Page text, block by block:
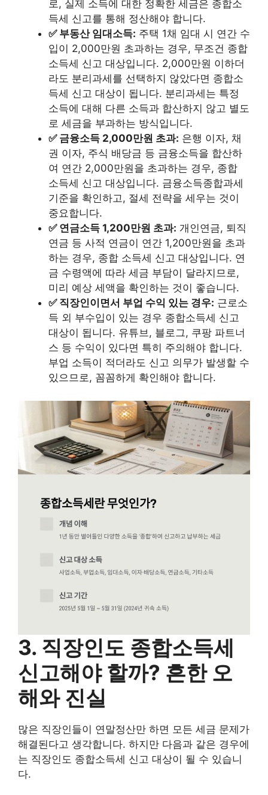
로, 실제 소득에 대한 정확한 세금은 종합소
득세 신고를 통해 정산해야 합니다.
✅ 부동산 임대소득: 주택 1채 임대 시 연간 수
입이 2,000만원 초과하는 경우, 무조건 종합
소득세 신고 대상입니다. 2,000만원 이하더
라도 분리과세를 선택하지 않았다면 종합소
득세 신고 대상이 됩니다. 분리과세는 특정
소득에 대해 다른 소득과 합산하지 않고 별도
로 세금을 부과하는 방식입니다.
✅ 금융소득 2,000만원 초과: 은행 이자, 채
권 이자, 주식 배당금 등 금융소득을 합산하
여 연간 2,000만원을 초과하는 경우, 종합
소득세 신고 대상입니다. 금융소득종합과세
기준을 확인하고, 절세 전략을 세우는 것이
중요합니다.
✅ 연금소득 1,200만원 초과: 개인연금, 퇴직
연금 등 사적 연금이 연간 1,200만원을 초과
하는 경우, 종합 소득세 신고 대상입니다. 연
금 수령액에 따라 세금 부담이 달라지므로,
미리 예상 세액을 확인하는 것이 좋습니다.
✅ 직장인이면서 부업 수익 있는 경우: 근로소
득 외 부수입이 있는 경우 종합소득세 신고
대상이 됩니다. 유튜브, 블로그, 쿠팡 파트너
스 등 수익이 있다면 특히 주의해야 합니다.
부업 소득이 적더라도 신고 의무가 발생할 수
있으므로, 꼼꼼하게 확인해야 합니다.
3. 직장인도 종합소득세
신고해야 할까? 흔한 오
해와 진실
많은 직장인들이 연말정산만 하면 모든 세금 문제가
해결된다고 생각합니다. 하지만 다음과 같은 경우에
는 직장인도 종합소득세 신고 대상이 될 수 있습니
다.